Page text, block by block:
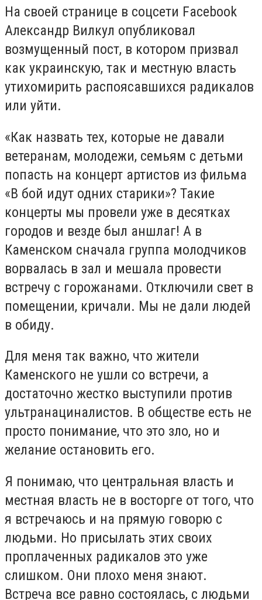
На своей странице в соцсети Facebook
Александр Вилкул опубликовал
возмущенный пост, в котором призвал
как украинскую, так и местную власть
утихомирить распоясавшихся радикалов
или уйти.
«Как назвать тех, которые не давали
ветеранам, молодежи, семьям с детьми
попасть на концерт артистов из фильма
«В бой идут одних старики»? Такие
концерты мы провели уже в десятках
городов и везде был аншлаг! А в
Каменском сначала группа молодчиков
ворвалась в зал и мешала провести
встречу с горожанами. Отключили свет в
помещении, кричали. Мы не дали людей
в обиду.
Для меня так важно, что жители
Каменского не ушли со встречи, а
достаточно жестко выступили против
ультранациналистов. В обществе есть не
просто понимание, что это зло, но и
желание остановить его.
Я понимаю, что центральная власть и
местная власть не в восторге от того, что
я встречаюсь и на прямую говорю с
людьми. Но присылать этих своих
проплаченных радикалов это уже
слишком. Они плохо меня знают.
Встреча все равно состоялась, с людьми